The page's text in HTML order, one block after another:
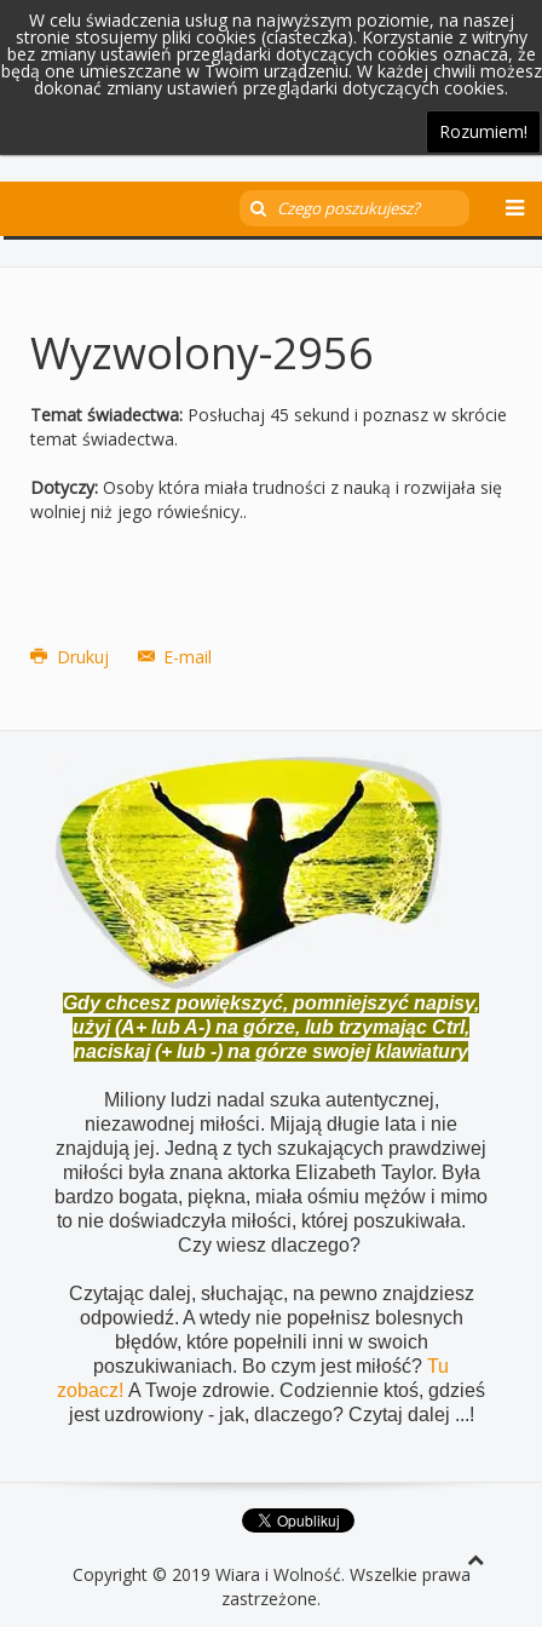
W celu świadczenia usług na najwyższym poziomie, na naszej
stronie stosujemy pliki cookies (ciasteczka). Korzystanie z witryny
bez zmiany ustawień przeglądarki dotyczących cookies oznacza, że
będą one umieszczane w Twoim urządzeniu. W każdej chwili możesz
dokonać zmiany ustawień przeglądarki dotyczących cookies.
Rozumiem!
Wyzwolony-2956
Temat świadectwa: Posłuchaj 45 sekund i poznasz w skrócie
temat świadectwa.
Dotyczy: Osoby która miała trudności z nauką i rozwijała się
wolniej niż jego rówieśnicy..
Drukuj E-mail
Gdy chcesz powiększyć, pomniejszyć napisy,
użyj (A+ lub A-) na górze, lub trzymając Ctrl,
naciskaj (+ lub -) na górze swojej klawiatury
Miliony ludzi nadal szuka autentycznej,
niezawodnej miłości. Mijają długie lata i nie
znajdują jej. Jedną z tych szukających prawdziwej
miłości była znana aktorka Elizabeth Taylor. Była
bardzo bogata, piękna, miała ośmiu mężów i mimo
to nie doświadczyła miłości, której poszukiwała.
Czy wiesz dlaczego?
Czytając dalej, słuchając, na pewno znajdziesz
odpowiedź. A wtedy nie popełnisz bolesnych
błędów, które popełnili inni w swoich
poszukiwaniach. Bo czym jest miłość? Tu
zobacz! A Twoje zdrowie. Codziennie ktoś, gdzieś
jest uzdrowiony - jak, dlaczego? Czytaj dalej ...!
Copyright © 2019 Wiara i Wolność. Wszelkie prawa
zastrzeżone.